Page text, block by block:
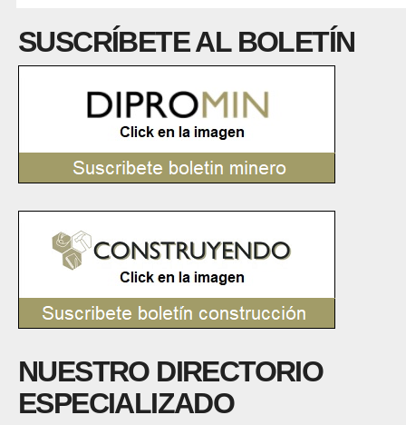
SUSCRÍBETE AL BOLETÍN
NUESTRO DIRECTORIO
ESPECIALIZADO